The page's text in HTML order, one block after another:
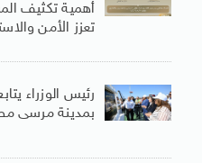
أهمية تكثيف
تعزز الأمن
رئيس الوزراء
بمدينة مرسى